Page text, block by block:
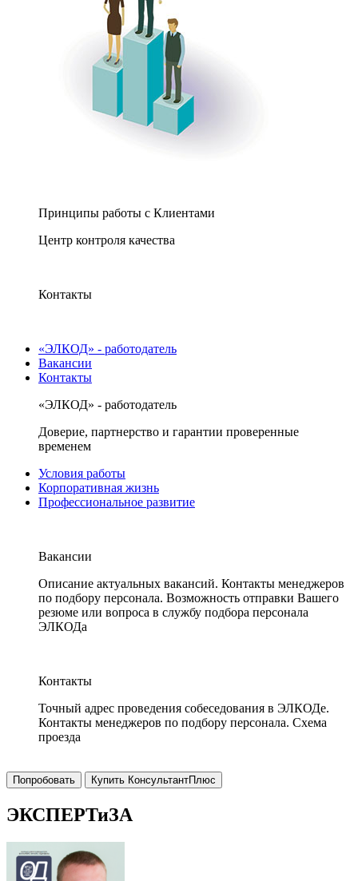
Принципы работы с Клиентами
Центр контроля качества
Контакты
«ЭЛКОД» - работодатель
Вакансии
Контакты
«ЭЛКОД» - работодатель
Доверие, партнерство и гарантии проверенные
временем
Условия работы
Корпоративная жизнь
Профессиональное развитие
Вакансии
Описание актуальных вакансий. Контакты менеджеров
по подбору персонала. Возможность отправки Вашего
резюме или вопроса в службу подбора персонала
ЭЛКОДа
Контакты
Точный адрес проведения собеседования в ЭЛКОДе.
Контакты менеджеров по подбору персонала. Схема
проезда
Попробовать Купить КонсультантПлюс
ЭКСПЕРТиЗА